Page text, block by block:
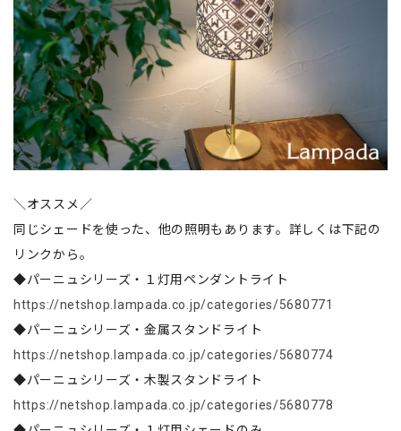
＼オススメ／
同じシェードを使った、他の照明もあります。詳しくは下記の
リンクから。
◆パーニュシリーズ・１灯用ペンダントライト
https://netshop.lampada.co.jp/categories/5680771
◆パーニュシリーズ・金属スタンドライト
https://netshop.lampada.co.jp/categories/5680774
◆パーニュシリーズ・木製スタンドライト
https://netshop.lampada.co.jp/categories/5680778